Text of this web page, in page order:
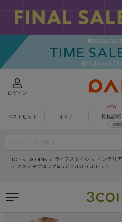
ログイン
ベストヒット オトナ 骨格診断
TOP 3COINS ライフスタイル インテリア
クスノキブロック&カンフルオイルセット